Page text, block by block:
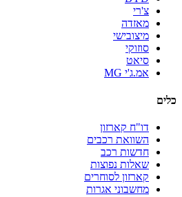
צ'רי
מאזדה
מיצובישי
סוזוקי
סיאט
אמ.ג'י MG
כלים
דו"ח קארזון
השוואת רכבים
חדשות רכב
שאלות נפוצות
קארזון לסוחרים
מחשבוני אגרות